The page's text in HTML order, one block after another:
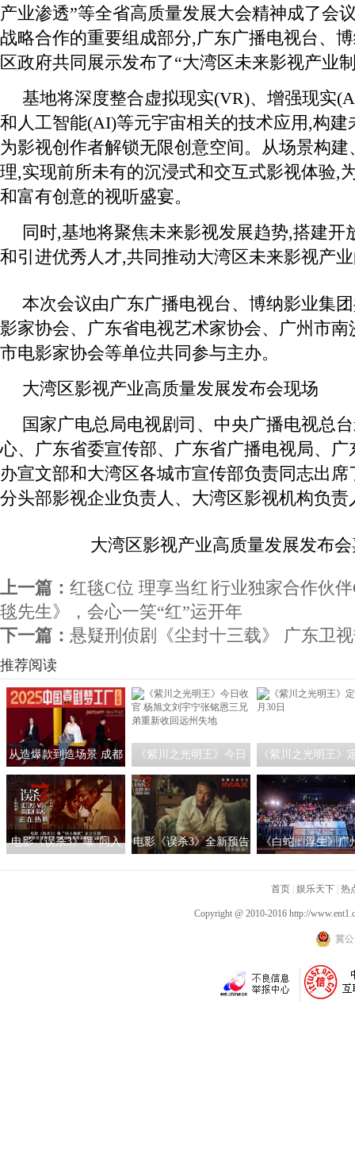
产业渗透”等全省高质量发展大会精神成了会
战略合作的重要组成部分,广东广播电视台、
区政府共同展示发布了“大湾区未来影视产业
基地将深度整合虚拟现实(VR)、增强现实
和人工智能(AI)等元宇宙相关的技术应用,构建
为影视创作者解锁无限创意空间。从场景构
理,实现前所未有的沉浸式和交互式影视体验,
和富有创意的视听盛宴。
同时,基地将聚焦未来影视发展趋势,搭建开
和引进优秀人才,共同推动大湾区未来影视产
本次会议由广东广播电视台、博纳影业集
影家协会、广东省电视艺术家协会、广州市
市电影家协会等单位共同参与主办。
大湾区影视产业高质量发展发布会现场
国家广电总局电视剧司、中央广播电视总
心、广东省委宣传部、广东省广播电视局、
办宣文部和大湾区各城市宣传部负责同志出
分头部影视企业负责人、大湾区影视机构负责
大湾区影视产业高质量发展发布
上一篇： 红毯C位 理享当红∣行业独家合作伙
毯先生》，会心一笑“红”运开年
下一篇： 悬疑刑侦剧《尘封十三载》 广东卫
推荐阅读
从造爆款到造场景 成都
解锁影旅融合新玩法
《紫川之光明王》今日
收官 杨旭文刘宇宁张铭
恩三兄弟重新收回远州
失地
《紫川之光明王》
月30日
电影《误杀3》曝“同入
电影《误杀3》全新预告
看
《白蛇：浮生》广
典获赞“七夕必
首页 娱乐天下 热
Copyright @ 2010-2016 http://
冀公